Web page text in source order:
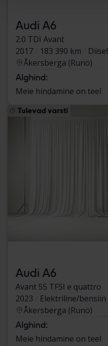
Audi A6
2.0 TDI Avant
2017
183 390 km
Diisel
Åkersberga (Runö)
Alghind:
Meie hindamine on teel
Tulevad varsti
Audi A6
Avant 55 TFSI e quattro
2023
Elektriline/bensiin
Åkersberga (Runö)
Alghind:
Meie hindamine on teel